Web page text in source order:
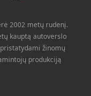
2002 metų rudenį.
kauptą autoverslo
žinomų
produkciją